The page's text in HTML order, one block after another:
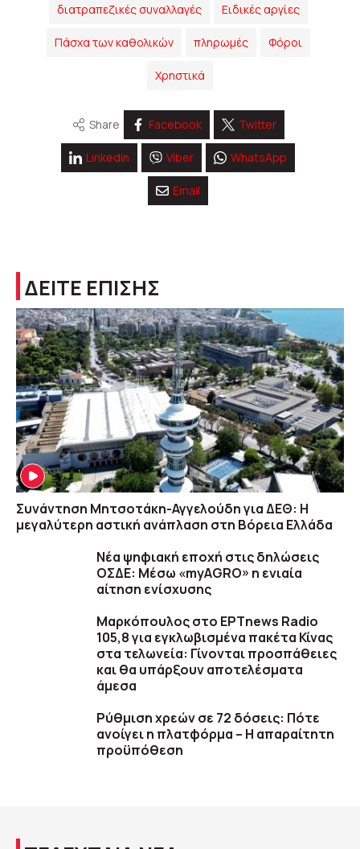
διατραπεζικές συναλλαγές Ειδικές αργίες
Πάσχα των καθολικών πληρωμές Φόροι
Χρηστικά
Share Facebook Twitter
Linkedin Viber WhatsApp
Email
ΔΕΙΤΕ ΕΠΙΣΗΣ
Συνάντηση Μητσοτάκη-Αγγελούδη για ΔΕΘ: Η
μεγαλύτερη αστική ανάπλαση στη Βόρεια Ελλάδα
Νέα ψηφιακή εποχή στις δηλώσεις
ΟΣΔΕ: Μέσω «myAGRO» η ενιαία
αίτηση ενίσχυσης
Μαρκόπουλος στο ΕΡΤnews Radio
105,8 για εγκλωβισμένα πακέτα Κίνας
στα τελωνεία: Γίνονται προσπάθειες
και θα υπάρξουν αποτελέσματα
άμεσα
Ρύθμιση χρεών σε 72 δόσεις: Πότε
ανοίγει η πλατφόρμα – Η απαραίτητη
προϋπόθεση